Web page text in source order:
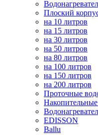
Плоский
на 10 литров
на 15 литров
на 30 литров
на 50 литров
на 80 литров
на 100 литров
на 150 литров
на 200 литров
Проточные
Накопительные
EDISSON
Ballu